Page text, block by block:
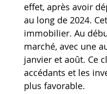
effet, après avoir
au long de 2024.
immobilier. Au
marché, avec une
janvier et août. Ce
accédants et les
plus favorable.